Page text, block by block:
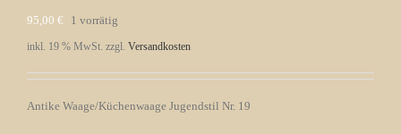
95,00 € 1 vorrätig
inkl. 19 % MwSt. zzgl. Versandkosten
Antike Waage/Küchenwaage Jugendstil Nr. 19